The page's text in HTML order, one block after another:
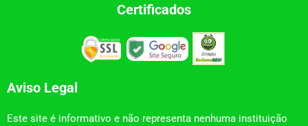
Certificados
Aviso Legal
Este site é informativo e não representa nenhuma instituição